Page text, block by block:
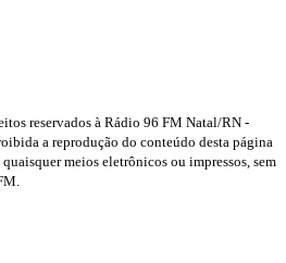
reservados à Rádio 96 FM Natal/RN -
a reprodução do conteúdo desta página
meios eletrônicos ou impressos, sem